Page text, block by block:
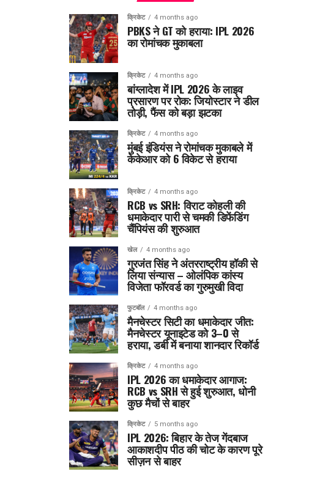
क्रिकेट 4 months ago
PBKS ने GT को हराया: IPL 2026
का रोमांचक मुकाबला
क्रिकेट 4 months ago
बांग्लादेश में IPL 2026 के लाइव
प्रसारण पर रोक: जियोस्टार ने डील
तोड़ी, फैंस को बड़ा झटका
क्रिकेट 4 months ago
मुंबई इंडियंस ने रोमांचक मुकाबले में
केकेआर को 6 विकेट से हराया
क्रिकेट 4 months ago
RCB vs SRH: विराट कोहली की
धमाकेदार पारी से चमकी डिफेंडिंग
चैंपियंस की शुरुआत
खेल 4 months ago
गुरजंत सिंह ने अंतरराष्ट्रीय हॉकी से
लिया संन्यास – ओलंपिक कांस्य
विजेता फॉरवर्ड का गुरुमुखी विदा
फुटबॉल 4 months ago
मैनचेस्टर सिटी का धमाकेदार जीत:
मैनचेस्टर यूनाइटेड को 3–0 से
हराया, डर्बी में बनाया शानदार रिकॉर्ड
क्रिकेट 4 months ago
IPL 2026 का धमाकेदार आगाज:
RCB vs SRH से हुई शुरुआत, धोनी
कुछ मैचों से बाहर
क्रिकेट 5 months ago
IPL 2026: बिहार के तेज गेंदबाज
आकाशदीप पीठ की चोट के कारण पूरे
सीज़न से बाहर